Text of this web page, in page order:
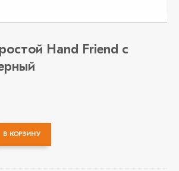
Hand Friend с
В КОРЗИНУ